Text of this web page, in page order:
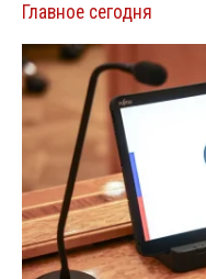
Главное сегодня